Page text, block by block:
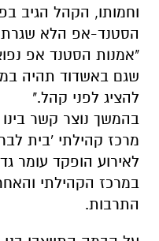
וחמותו, הקהל הגיב
הסטנד-אפ הלא
"אמנות הסטנד אפ
שגם באשדוד תהיה
להציג לפני קהל."
בהמשך נוצר קשר
מרכז קהילתי 'בית
במרכז הקהילתי
התרבות.